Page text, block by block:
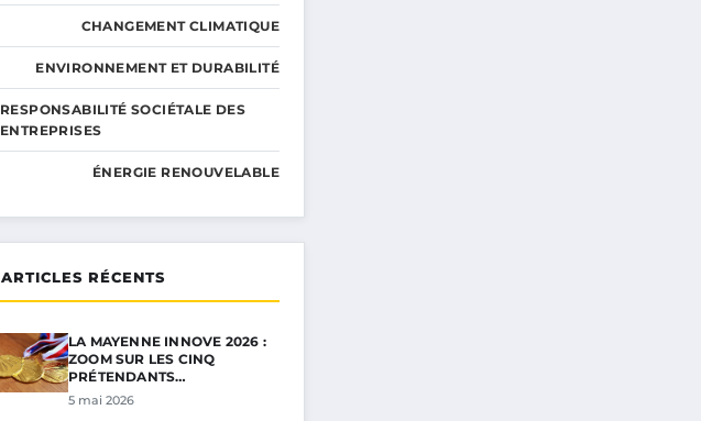
CHANGEMENT CLIMATIQUE
ENVIRONNEMENT ET DURABILITÉ
RESPONSABILITÉ SOCIÉTALE DES
ENTREPRISES
ÉNERGIE RENOUVELABLE
ARTICLES RÉCENTS
LA MAYENNE INNOVE 2026 :
ZOOM SUR LES CINQ
PRÉTENDANTS…
5 mai 2026